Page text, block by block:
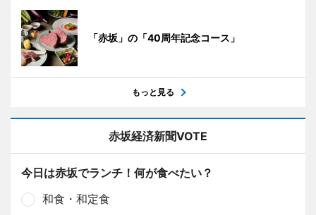
「赤坂」の「40周年記念コース」
もっと見る
赤坂経済新聞VOTE
今日は赤坂でランチ！何が食べたい？
和食・和定食